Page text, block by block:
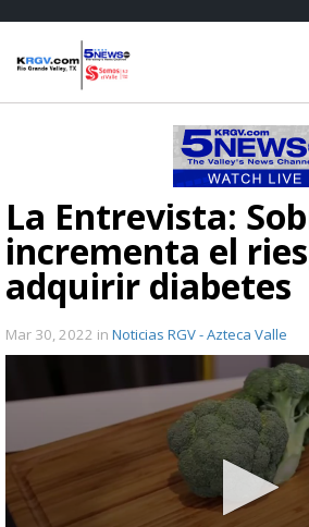
La Entrevista:
incrementa el
adquirir diabetes
Mar 30, 2022 in Noticias RGV - Azteca Valle